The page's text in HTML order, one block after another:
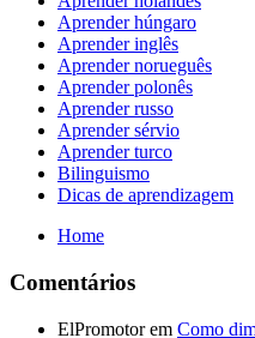
Aprender húngaro
Aprender inglês
Aprender norueguês
Aprender polonês
Aprender russo
Aprender sérvio
Aprender turco
Bilinguismo
Dicas de aprendizagem
Home
Comentários
ElPromotorem Como